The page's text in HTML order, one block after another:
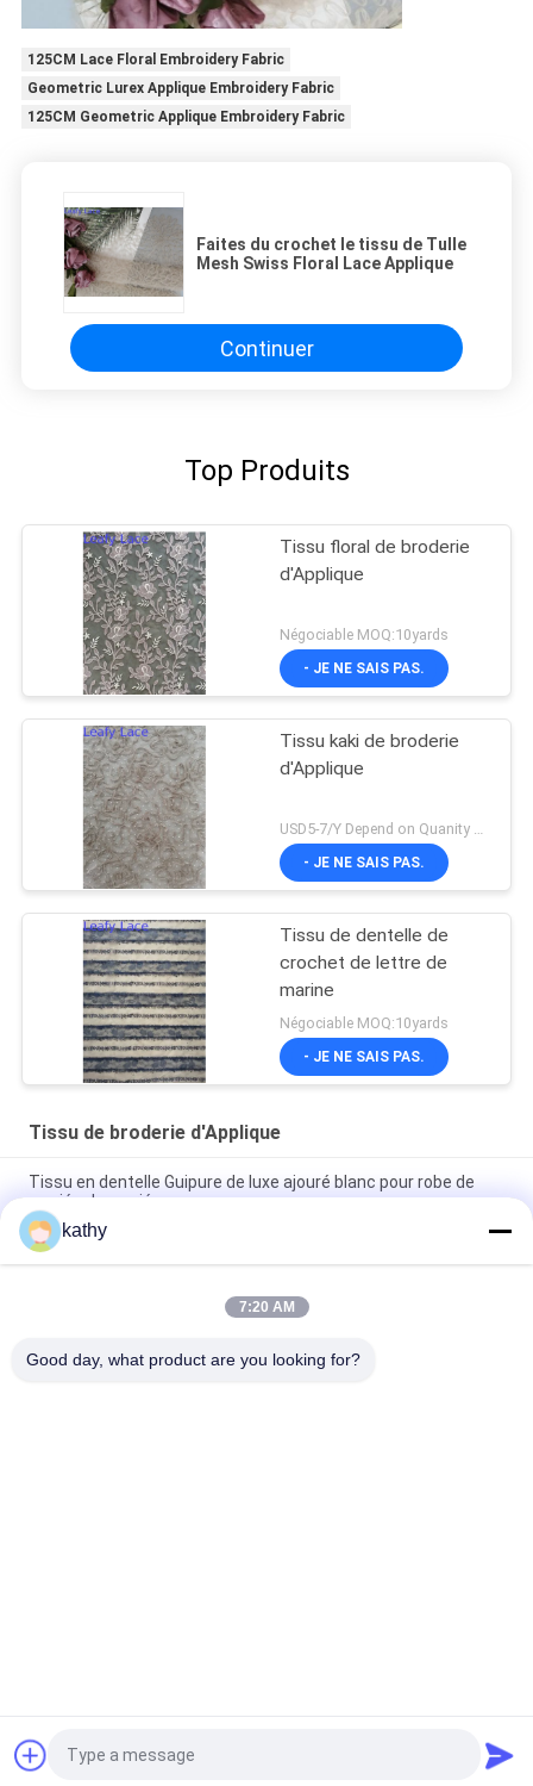
125CM Lace Floral Embroidery Fabric
Geometric Lurex Applique Embroidery Fabric
125CM Geometric Applique Embroidery Fabric
Faites du crochet le tissu de Tulle
Mesh Swiss Floral Lace Applique
Continuer
Top Produits
Tissu floral de broderie
d'Applique
Négociable MOQ:10yards
- JE NE SAIS PAS.
Tissu kaki de broderie
d'Applique
- JE NE SAIS PAS.
Tissu de dentelle de
crochet de lettre de
marine
Négociable MOQ:10yards
- JE NE SAIS PAS.
Tissu de broderie d'Applique
Tissu en dentelle Guipure de luxe ajouré blanc pour robe de
mariée de mariée
Le laser réutilisé a coupé le tissu de broderie d'Applique pour la
robe de soirée
Tissu 100% d'Applique de dentelle de coupe de laser de
Demandez un devis
kathy
7:20 AM
Good day, what product are you looking for?